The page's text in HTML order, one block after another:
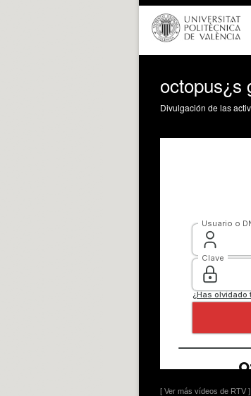
octopus¿s
Divulgación de las
[ Ver más vídeos de RTV ]